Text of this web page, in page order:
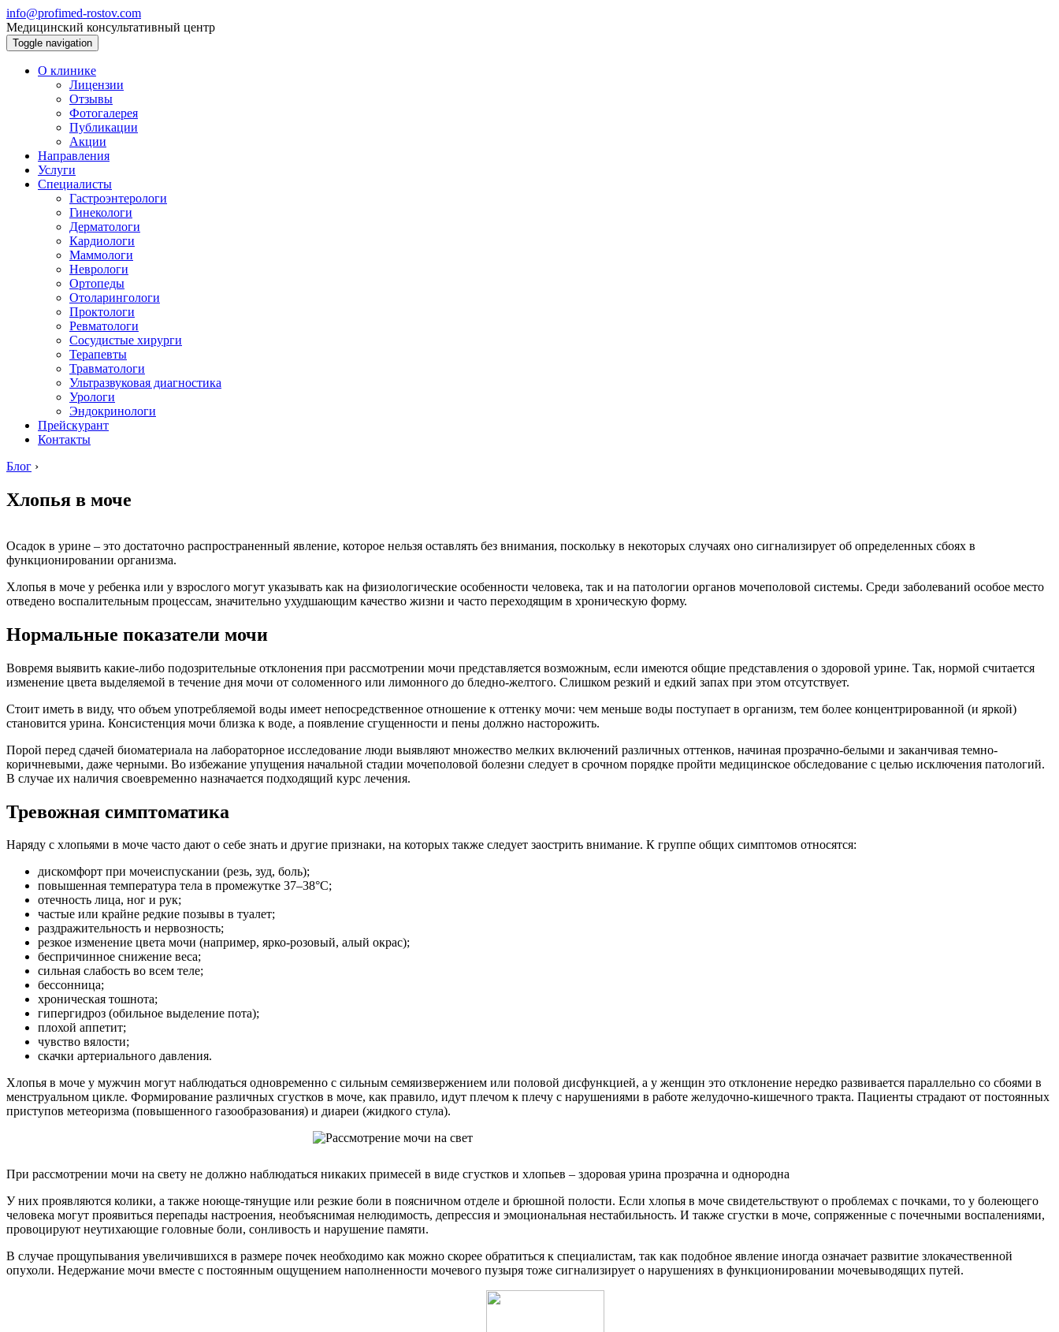
info@profimed-rostov.com
Медицинский консультативный центр
Toggle navigation
О клинике
Лицензии
Отзывы
Фотогалерея
Публикации
Акции
Направления
Услуги
Специалисты
Гастроэнтерологи
Гинекологи
Дерматологи
Кардиологи
Маммологи
Неврологи
Ортопеды
Отоларингологи
Проктологи
Ревматологи
Сосудистые хирурги
Терапевты
Травматологи
Ультразвуковая диагностика
Урологи
Эндокринологи
Прейскурант
Контакты
Блог ›
Хлопья в моче
Осадок в урине – это достаточно распространенный явление, которое нельзя оставлять без внимания, поскольку в некоторых случаях оно сигнализирует об определенных сбоях в
функционировании организма.
Хлопья в моче у ребенка или у взрослого могут указывать как на физиологические особенности человека, так и на патологии органов мочеполовой системы. Среди заболеваний особое место
отведено воспалительным процессам, значительно ухудшающим качество жизни и часто переходящим в хроническую форму.
Нормальные показатели мочи
Вовремя выявить какие-либо подозрительные отклонения при рассмотрении мочи представляется возможным, если имеются общие представления о здоровой урине. Так, нормой считается
изменение цвета выделяемой в течение дня мочи от соломенного или лимонного до бледно-желтого. Слишком резкий и едкий запах при этом отсутствует.
Стоит иметь в виду, что объем употребляемой воды имеет непосредственное отношение к оттенку мочи: чем меньше воды поступает в организм, тем более концентрированной (и яркой)
становится урина. Консистенция мочи близка к воде, а появление сгущенности и пены должно насторожить.
Порой перед сдачей биоматериала на лабораторное исследование люди выявляют множество мелких включений различных оттенков, начиная прозрачно-белыми и заканчивая темно-
коричневыми, даже черными. Во избежание упущения начальной стадии мочеполовой болезни следует в срочном порядке пройти медицинское обследование с целью исключения патологий.
В случае их наличия своевременно назначается подходящий курс лечения.
Тревожная симптоматика
Наряду с хлопьями в моче часто дают о себе знать и другие признаки, на которых также следует заострить внимание. К группе общих симптомов относятся:
дискомфорт при мочеиспускании (резь, зуд, боль);
повышенная температура тела в промежутке 37–38°C;
отечность лица, ног и рук;
частые или крайне редкие позывы в туалет;
раздражительность и нервозность;
резкое изменение цвета мочи (например, ярко-розовый, алый окрас);
беспричинное снижение веса;
сильная слабость во всем теле;
бессонница;
хроническая тошнота;
гипергидроз (обильное выделение пота);
плохой аппетит;
чувство вялости;
скачки артериального давления.
Хлопья в моче у мужчин могут наблюдаться одновременно с сильным семяизвержением или половой дисфункцией, а у женщин это отклонение нередко развивается параллельно со сбоями в
менструальном цикле. Формирование различных сгустков в моче, как правило, идут плечом к плечу с нарушениями в работе желудочно-кишечного тракта. Пациенты страдают от постоянных
приступов метеоризма (повышенного газообразования) и диареи (жидкого стула).
При рассмотрении мочи на свету не должно наблюдаться никаких примесей в виде сгустков и хлопьев – здоровая урина прозрачна и однородна
У них проявляются колики, а также ноюще-тянущие или резкие боли в поясничном отделе и брюшной полости. Если хлопья в моче свидетельствуют о проблемах с почками, то у болеющего
человека могут проявиться перепады настроения, необъяснимая нелюдимость, депрессия и эмоциональная нестабильность. И также сгустки в моче, сопряженные с почечными воспалениями,
провоцируют неутихающие головные боли, сонливость и нарушение памяти.
В случае прощупывания увеличившихся в размере почек необходимо как можно скорее обратиться к специалистам, так как подобное явление иногда означает развитие злокачественной
опухоли. Недержание мочи вместе с постоянным ощущением наполненности мочевого пузыря тоже сигнализирует о нарушениях в функционировании мочевыводящих путей.